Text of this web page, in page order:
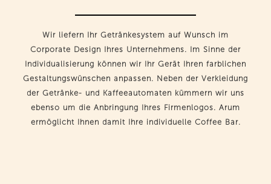
Wir liefern Ihr Getränkesystem auf Wunsch im
Corporate Design Ihres Unternehmens. Im Sinne der
Individualisierung können wir Ihr Gerät Ihren farblichen
Gestaltungswünschen anpassen. Neben der Verkleidung
der Getränke- und Kaffeeautomaten kümmern wir uns
ebenso um die Anbringung Ihres Firmenlogos. Arum
ermöglicht Ihnen damit Ihre individuelle Coffee Bar.